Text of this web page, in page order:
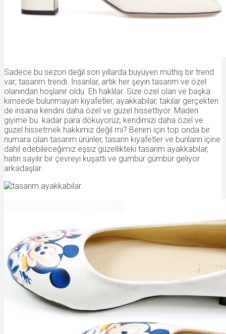
Sadece bu sezon değil son yıllarda büyüyen müthiş bir trend
var; tasarım trendi. İnsanlar, artık her şeyin tasarım ve özel
olanından hoşlanır oldu. Eh haklılar. Size özel olan ve başka
kimsede bulunmayan kıyafetler, ayakkabılar, takılar gerçekten
de insana kendini daha özel ve güzel hissettiyor. Maden
giyime bu kadar para döküyoruz, kendimizi daha özel ve
güzel hissetmek hakkımız değil mi? Benim için top onda bir
numara olan tasarım ürünler, tasarın kıyafetler ve bunların içine
dahil edebileceğimiz eşsiz güzellikteki tasarım ayakkabılar,
hatırı sayılır bir çevreyi kuşattı ve gümbür gümbür geliyor
arkadaşlar.